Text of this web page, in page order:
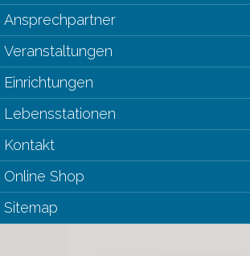
Ansprechpartner
Veranstaltungen
Einrichtungen
Lebensstationen
Kontakt
Online Shop
Sitemap